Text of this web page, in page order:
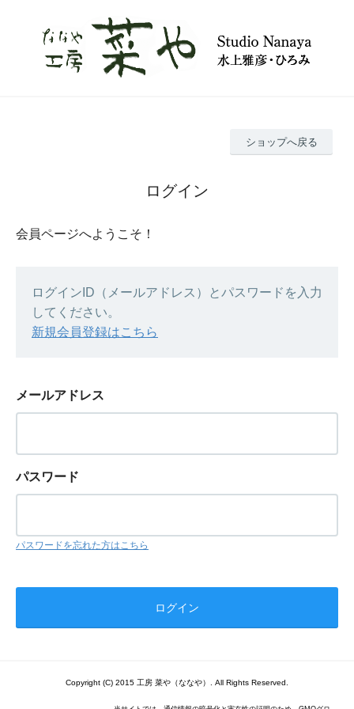
ショップへ戻る
ログイン
会員ページへようこそ！
ログインID（メールアドレス）とパスワードを入力
してください。
新規会員登録はこちら
メールアドレス
パスワード
パスワードを忘れた方はこちら
Copyright (C) 2015 工房 菜や（ななや）. All Rights Reserved.